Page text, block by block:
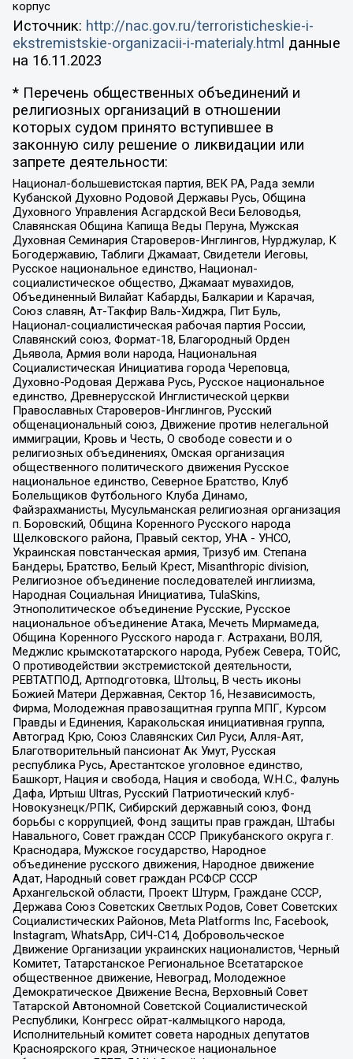
корпус
Источник: http://nac.gov.ru/terroristicheskie-i-
ekstremistskie-organizacii-i-materialy.html данные
на 16.11.2023
* Перечень общественных объединений и
религиозных организаций в отношении
которых судом принято вступившее в
законную силу решение о ликвидации или
запрете деятельности:
Национал-большевистская партия, ВЕК РА, Рада земли
Кубанской Духовно Родовой Державы Русь, Община
Духовного Управления Асгардской Веси Беловодья,
Славянская Община Капища Веды Перуна, Мужская
Духовная Семинария Староверов-Инглингов, Нурджулар, К
Богодержавию, Таблиги Джамаат, Свидетели Иеговы,
Русское национальное единство, Национал-
социалистическое общество, Джамаат мувахидов,
Объединенный Вилайат Кабарды, Балкарии и Карачая,
Союз славян, Ат-Такфир Валь-Хиджра, Пит Буль,
Национал-социалистическая рабочая партия России,
Славянский союз, Формат-18, Благородный Орден
Дьявола, Армия воли народа, Национальная
Социалистическая Инициатива города Череповца,
Духовно-Родовая Держава Русь, Русское национальное
единство, Древнерусской Инглистической церкви
Православных Староверов-Инглингов, Русский
общенациональный союз, Движение против нелегальной
иммиграции, Кровь и Честь, О свободе совести и о
религиозных объединениях, Омская организация
общественного политического движения Русское
национальное единство, Северное Братство, Клуб
Болельщиков Футбольного Клуба Динамо,
Файзрахманисты, Мусульманская религиозная организация
п. Боровский, Община Коренного Русского народа
Щелковского района, Правый сектор, УНА - УНСО,
Украинская повстанческая армия, Тризуб им. Степана
Бандеры, Братство, Белый Крест, Misanthropic division,
Религиозное объединение последователей инглиизма,
Народная Социальная Инициатива, TulaSkins,
Этнополитическое объединение Русские, Русское
национальное объединение Атака, Мечеть Мирмамеда,
Община Коренного Русского народа г. Астрахани, ВОЛЯ,
Меджлис крымскотатарского народа, Рубеж Севера, ТОЙС,
О противодействии экстремистской деятельности,
РЕВТАТПОД, Артподготовка, Штольц, В честь иконы
Божией Матери Державная, Сектор 16, Независимость,
Фирма, Молодежная правозащитная группа МПГ, Курсом
Правды и Единения, Каракольская инициативная группа,
Автоград Крю, Союз Славянских Сил Руси, Алля-Аят,
Благотворительный пансионат Ак Умут, Русская
республика Русь, Арестантское уголовное единство,
Башкорт, Нация и свобода, Нация и свобода, W.H.С., Фалунь
Дафа, Иртыш Ultras, Русский Патриотический клуб-
Новокузнецк/РПК, Сибирский державный союз, Фонд
борьбы с коррупцией, Фонд защиты прав граждан, Штабы
Навального, Совет граждан СССР Прикубанского округа г.
Краснодара, Мужское государство, Народное
объединение русского движения, Народное движение
Адат, Народный совет граждан РСФСР СССР
Архангельской области, Проект Штурм, Граждане СССР,
Держава Союз Советских Светлых Родов, Совет Советских
Социалистических Районов, Meta Platforms Inc, Facebook,
Instagram, WhatsApp, СИЧ-С14, Добровольческое
Движение Организации украинских националистов, Черный
Комитет, Татарстанское Региональное Всетатарское
общественное движение, Невоград, Молодежное
Демократическое Движение Весна, Верховный Совет
Татарской Автономной Советской Социалистической
Республики, Конгресс ойрат-калмыцкого народа,
Исполнительный комитет совета народных депутатов
Красноярского края, Этническое национальное